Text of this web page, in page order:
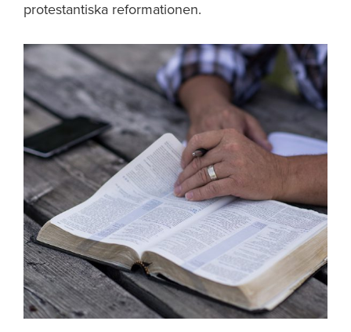
protestantiska reformationen.